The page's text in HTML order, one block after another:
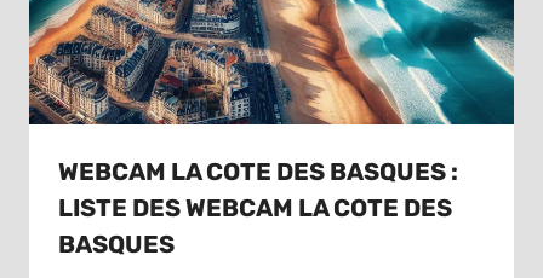
WEBCAM LA COTE DES BASQUES :
LISTE DES WEBCAM LA COTE DES
BASQUES